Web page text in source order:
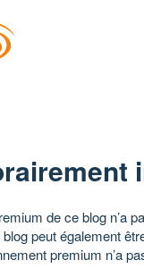
de ce blog n’a
peut également
premium n’a